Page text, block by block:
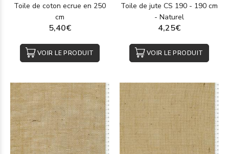
Toile de coton ecrue en 250
cm
5,40€
VOIR LE PRODUIT
Toile de jute CS 190 - 190 cm
- Naturel
4,25€
VOIR LE PRODUIT